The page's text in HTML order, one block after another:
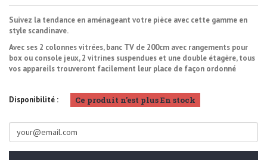
Suivez la tendance en aménageant votre pièce avec cette gamme en
style scandinave.
Avec ses 2 colonnes vitrées, banc TV de 200cm avec rangements pour
box ou console jeux, 2 vitrines suspendues et une double étagère, tous
vos appareils trouveront facilement leur place de façon ordonné
Disponibilité : Ce produit n'est plus En stock